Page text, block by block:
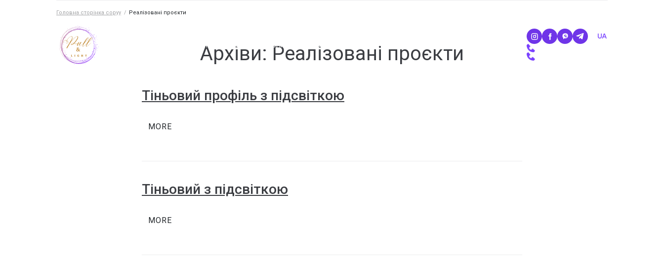
тіньові стелі cпівпраця про компанію контакти
UA
Головна сторінка copyy / Реалізовані проєкти
Архіви: Реалізовані проєкти
Тіньовий профіль з підсвіткою
MORE
Тіньовий з підсвіткою
MORE